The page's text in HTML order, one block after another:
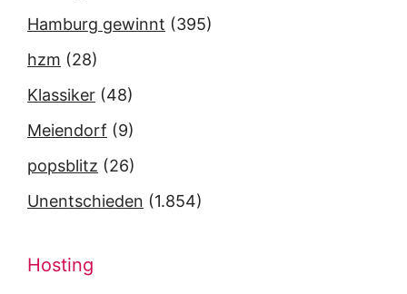
Hamburg gewinnt (395)
hzm (28)
Klassiker (48)
Meiendorf (9)
popsblitz (26)
Unentschieden (1.854)
Hosting